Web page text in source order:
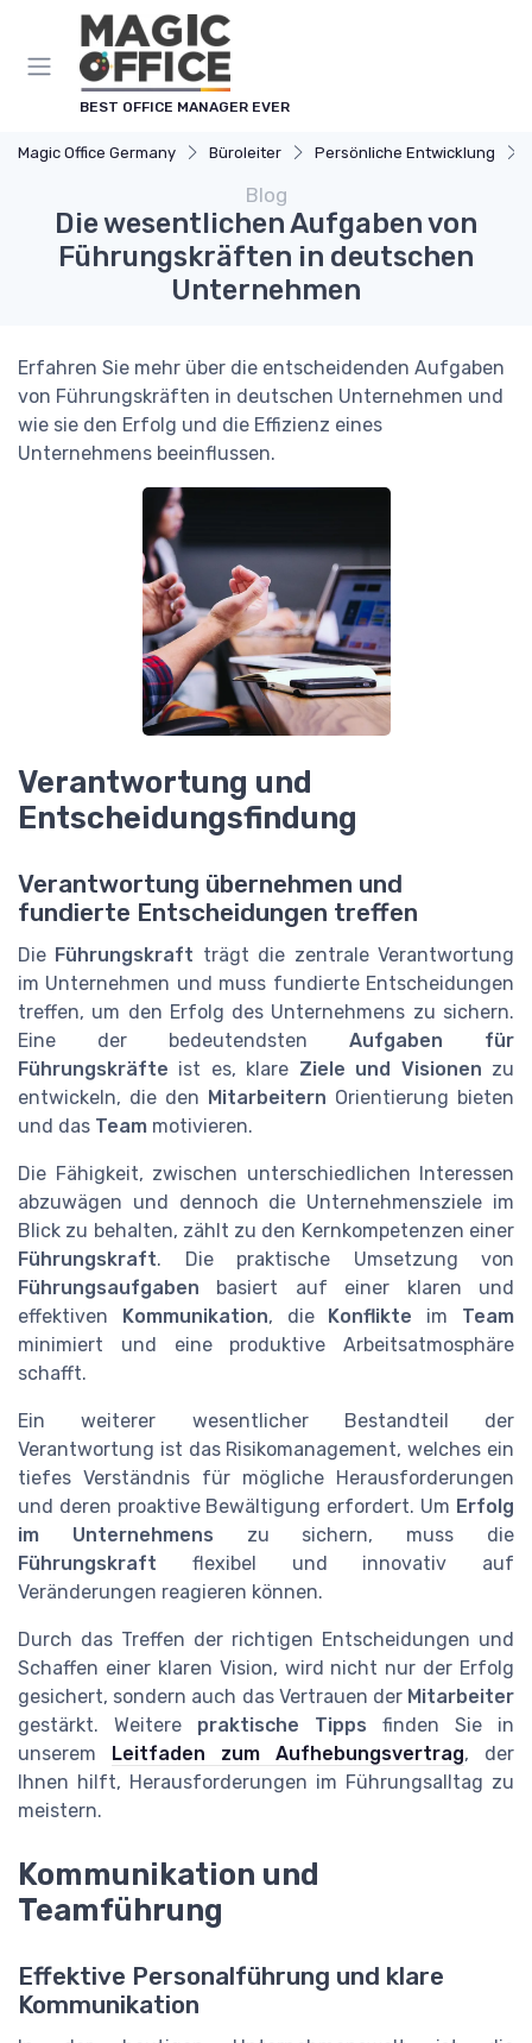
BEST OFFICE MANAGER EVER
Magic Office Germany Büroleiter Persönliche Entwicklung
Blog
Die wesentlichen Aufgaben von
Führungskräften in deutschen
Unternehmen
Erfahren Sie mehr über die entscheidenden Aufgaben
von Führungskräften in deutschen Unternehmen und
wie sie den Erfolg und die Effizienz eines
Unternehmens beeinflussen.
Verantwortung und
Entscheidungsfindung
Verantwortung übernehmen und
fundierte Entscheidungen treffen
Die Führungskraft trägt die zentrale Verantwortung
im Unternehmen und muss fundierte Entscheidungen
treffen, um den Erfolg des Unternehmens zu sichern.
Eine der bedeutendsten Aufgaben für
Führungskräfte ist es, klare Ziele und Visionen zu
entwickeln, die den Mitarbeitern Orientierung bieten
und das Team motivieren.
Die Fähigkeit, zwischen unterschiedlichen Interessen
abzuwägen und dennoch die Unternehmensziele im
Blick zu behalten, zählt zu den Kernkompetenzen einer
Führungskraft. Die praktische Umsetzung von
Führungsaufgaben basiert auf einer klaren und
effektiven Kommunikation, die Konflikte im Team
minimiert und eine produktive Arbeitsatmosphäre
schafft.
Ein weiterer wesentlicher Bestandteil der
Verantwortung ist das Risikomanagement, welches ein
tiefes Verständnis für mögliche Herausforderungen
und deren proaktive Bewältigung erfordert. Um Erfolg
im Unternehmens zu sichern, muss die
Führungskraft flexibel und innovativ auf
Veränderungen reagieren können.
Durch das Treffen der richtigen Entscheidungen und
Schaffen einer klaren Vision, wird nicht nur der Erfolg
gesichert, sondern auch das Vertrauen der Mitarbeiter
gestärkt. Weitere praktische Tipps finden Sie in
unserem Leitfaden zum Aufhebungsvertrag, der
Ihnen hilft, Herausforderungen im Führungsalltag zu
meistern.
Kommunikation und
Teamführung
Effektive Personalführung und klare
Kommunikation
Cookie-Einstellungen